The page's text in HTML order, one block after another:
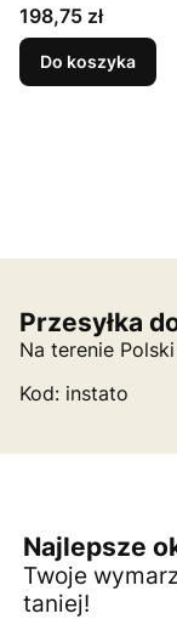
Cena
198,75 zł
Do koszyka
Przesyłka
Na terenie
Kod: instato
Najlepsze
Twoje
taniej!